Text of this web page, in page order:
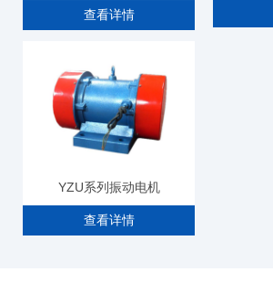
查看详情
YZU系列振动电机
查看详情